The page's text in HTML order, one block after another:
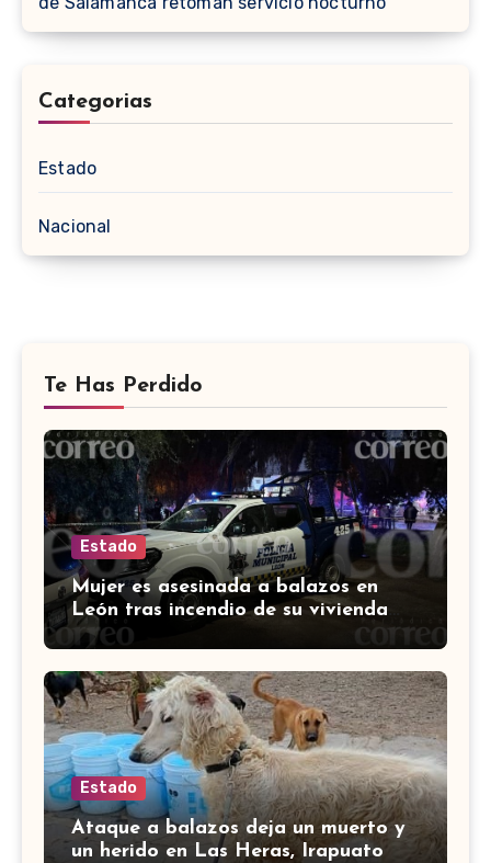
Categorias
Estado
Nacional
Te Has Perdido
Estado
Mujer es asesinada a balazos en
León tras incendio de su vivienda
con bombas molotov
Estado
Ataque a balazos deja un muerto y
un herido en Las Heras, Irapuato